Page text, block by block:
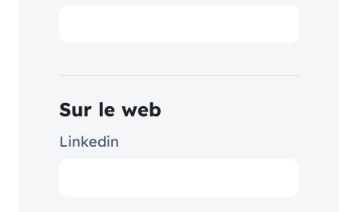
Sur le web
Linkedin